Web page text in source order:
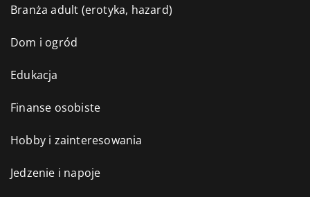
Branża adult (erotyka, hazard)
Dom i ogród
Edukacja
Finanse osobiste
Hobby i zainteresowania
Jedzenie i napoje